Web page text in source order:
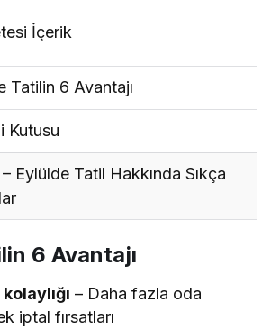
İçerik
Tatilin 6 Avantajı
Kutusu
– Eylülde Tatil Hakkında Sıkça
6 Avantajı
– Daha fazla oda
iptal fırsatları